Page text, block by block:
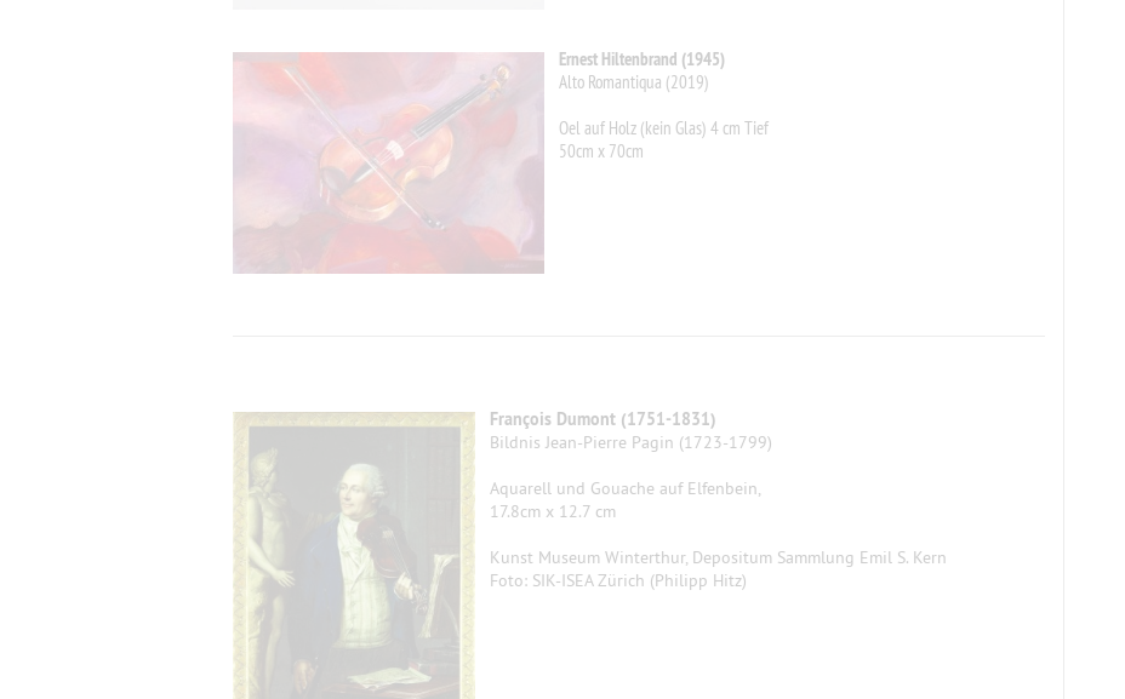
Ernest Hiltenbrand (1945)
Alto Romantiqua (2019)
Oel auf Holz (kein Glas) 4 cm Tief
50cm x 70cm
François Dumont (1751-1831)
Bildnis Jean-Pierre Pagin (1723-1799)
Aquarell und Gouache auf Elfenbein,
17.8cm x 12.7 cm
Kunst Museum Winterthur, Depositum Sammlung Emil S. Kern
Foto: SIK-ISEA Zürich (Philipp Hitz)